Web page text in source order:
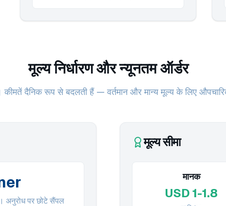
मूल्य निर्धारण और न्यूनतम ऑर्डर
कीमतें दैनिक रूप से बदलती हैं — वर्तमान और मान्य मूल्य के लिए
अनुरोध पर छोटे सैंपल
मूल्य सीमा
मानक
USD 1-1.8